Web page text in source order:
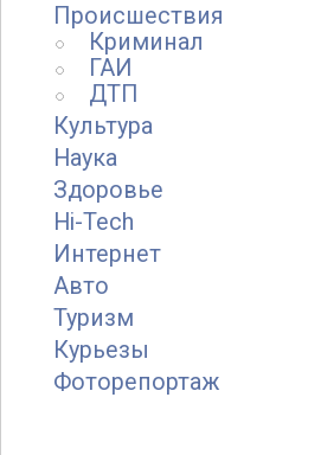
Происшествия
Криминал
ГАИ
ДТП
Культура
Наука
Здоровье
Hi-Tech
Интернет
Авто
Туризм
Курьезы
Фоторепортаж